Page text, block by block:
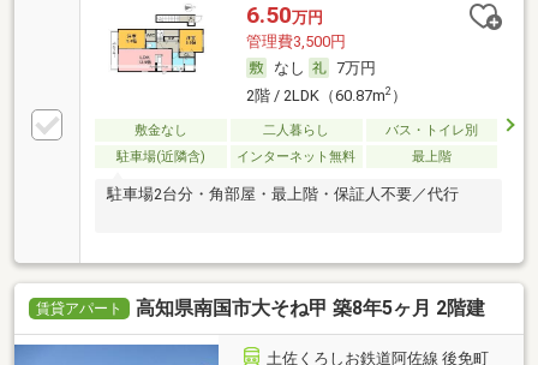
6.50万円
管理費3,500円
なし
7万円
2階 / 2LDK（60.87m2）
敷金なし 二人暮らし
バス・トイレ別
駐車場(近隣含)
インターネット無料 最上階
駐車場2台分・角部屋・最上階・保証人不要／代行
賃貸アパート 高知県南国市大そね甲 築8年5ヶ月 2階建
土佐くろしお鉄道阿佐線 後免町